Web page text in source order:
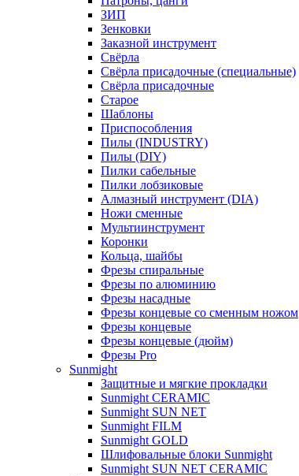
ЗИП
Зенковки
Заказной инструмент
Свёрла
Свёрла присадочные (специальные)
Свёрла присадочные
Старое
Шаблоны
Приспособления
Пилы (INDUSTRY)
Пилы (DIY)
Пилки сабельные
Пилки лобзиковые
Алмазный инструмент (DIA)
Ножи сменные
Мультиинструмент
Коронки
Кольца, шайбы
Фрезы спиральные
Фрезы по алюминию
Фрезы насадные
Фрезы концевые со сменным ножом
Фрезы концевые
Фрезы концевые (дюйм)
Фрезы Pro
Sunmight
Защитные и мягкие прокладки
Sunmight CERAMIC
Sunmight SUN NET
Sunmight FILM
Sunmight GOLD
Шлифовальные блоки Sunmight
Sunmight SUN NET CERAMIC